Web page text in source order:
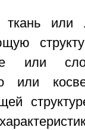
или
или
или